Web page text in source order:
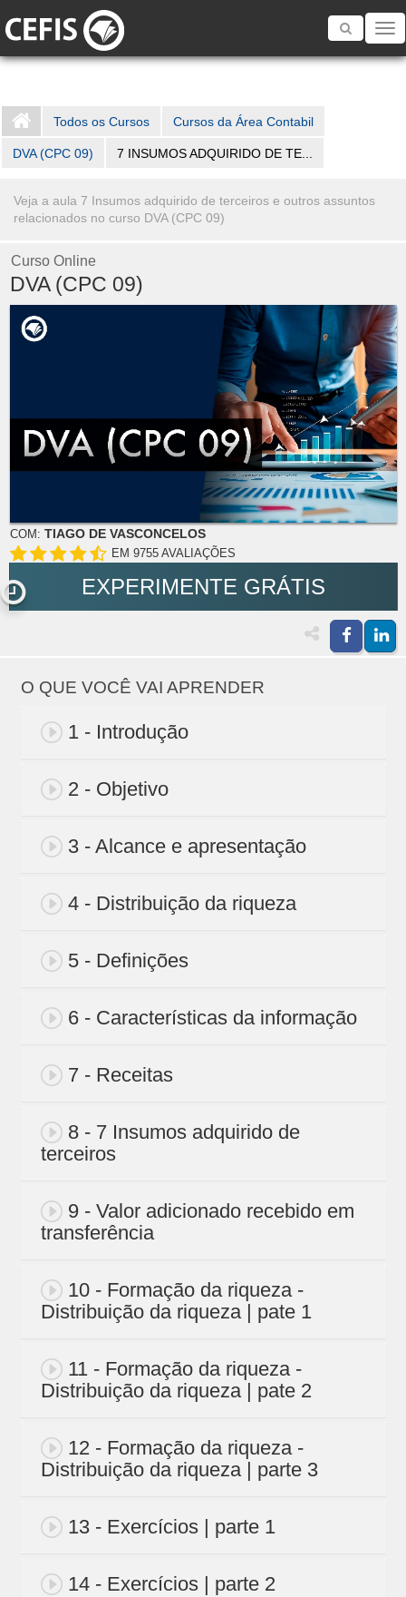
Toggle
Todos os Cursos Cursos da Área Contabil
DVA (CPC 09) 7 INSUMOS ADQUIRIDO DE TE...
Veja a aula 7 Insumos adquirido de terceiros e outros assuntos
relacionados no curso DVA (CPC 09)
Curso Online
DVA (CPC 09)
COM: TIAGO DE VASCONCELOS
EM 9755 AVALIAÇÕES
EXPERIMENTE GRÁTIS
O QUE VOCÊ VAI APRENDER
1 - Introdução
2 - Objetivo
3 - Alcance e apresentação
4 - Distribuição da riqueza
5 - Definições
6 - Características da informação
7 - Receitas
8 - 7 Insumos adquirido de
terceiros
9 - Valor adicionado recebido em
transferência
10 - Formação da riqueza -
Distribuição da riqueza | pate 1
11 - Formação da riqueza -
Distribuição da riqueza | pate 2
12 - Formação da riqueza -
Distribuição da riqueza | parte 3
13 - Exercícios | parte 1
14 - Exercícios | parte 2